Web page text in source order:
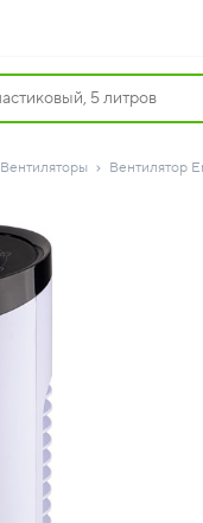
Вентиляторы Вентилятор